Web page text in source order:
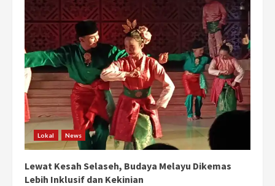
Lokal News
Lewat Kesah Selaseh, Budaya Melayu Dikemas
Lebih Inklusif dan Kekinian